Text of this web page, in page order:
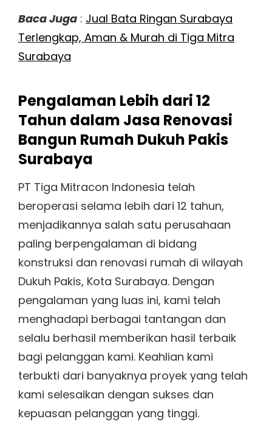
Baca Juga : Jual Bata Ringan Surabaya
Terlengkap, Aman & Murah di Tiga Mitra
Surabaya
Pengalaman Lebih dari 12
Tahun dalam Jasa Renovasi
Bangun Rumah Dukuh Pakis
Surabaya
PT Tiga Mitracon Indonesia telah
beroperasi selama lebih dari 12 tahun,
menjadikannya salah satu perusahaan
paling berpengalaman di bidang
konstruksi dan renovasi rumah di wilayah
Dukuh Pakis, Kota Surabaya. Dengan
pengalaman yang luas ini, kami telah
menghadapi berbagai tantangan dan
selalu berhasil memberikan hasil terbaik
bagi pelanggan kami. Keahlian kami
terbukti dari banyaknya proyek yang telah
kami selesaikan dengan sukses dan
kepuasan pelanggan yang tinggi.